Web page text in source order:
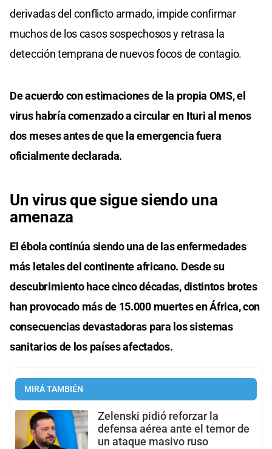
derivadas del conflicto armado, impide confirmar
muchos de los casos sospechosos y retrasa la
detección temprana de nuevos focos de contagio.
De acuerdo con estimaciones de la propia OMS, el
virus habría comenzado a circular en Ituri al menos
dos meses antes de que la emergencia fuera
oficialmente declarada.
Un virus que sigue siendo una
amenaza
El ébola continúa siendo una de las enfermedades
más letales del continente africano. Desde su
descubrimiento hace cinco décadas, distintos brotes
han provocado más de 15.000 muertes en África, con
consecuencias devastadoras para los sistemas
sanitarios de los países afectados.
MIRÁ TAMBIÉN
Zelenski pidió reforzar la
defensa aérea ante el temor de
un ataque masivo ruso